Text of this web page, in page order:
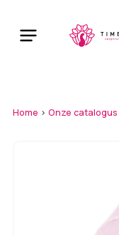
main
Home > Onze catalogus